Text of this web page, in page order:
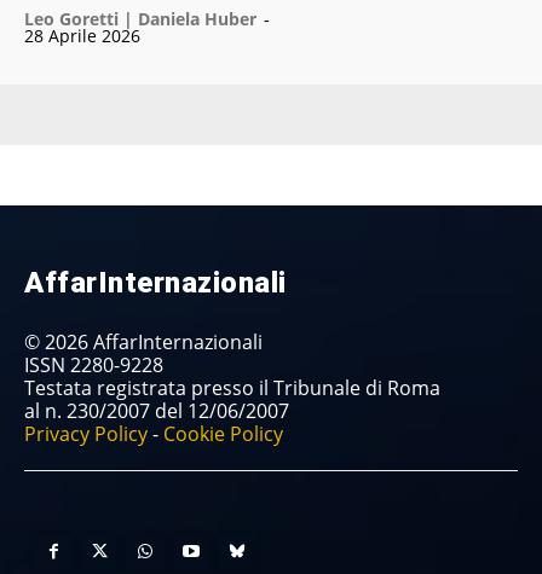
Leo Goretti | Daniela Huber -
28 Aprile 2026
AffarInternazionali
© 2026 AffarInternazionali
ISSN 2280-9228
Testata registrata presso il Tribunale di Roma
al n. 230/2007 del 12/06/2007
Privacy Policy- Cookie Policy